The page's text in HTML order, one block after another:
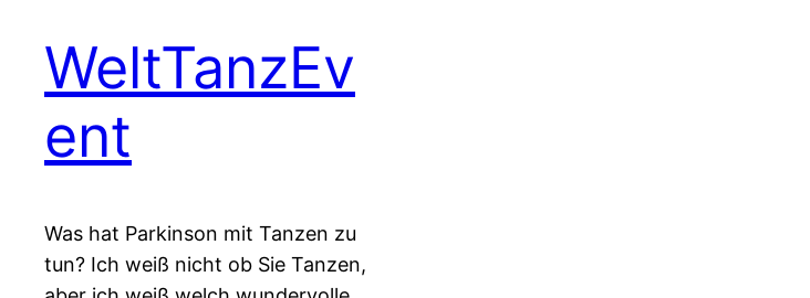
WeltTanzEv
ent
Was hat Parkinson mit Tanzen zu
tun? Ich weiß nicht ob Sie Tanzen,